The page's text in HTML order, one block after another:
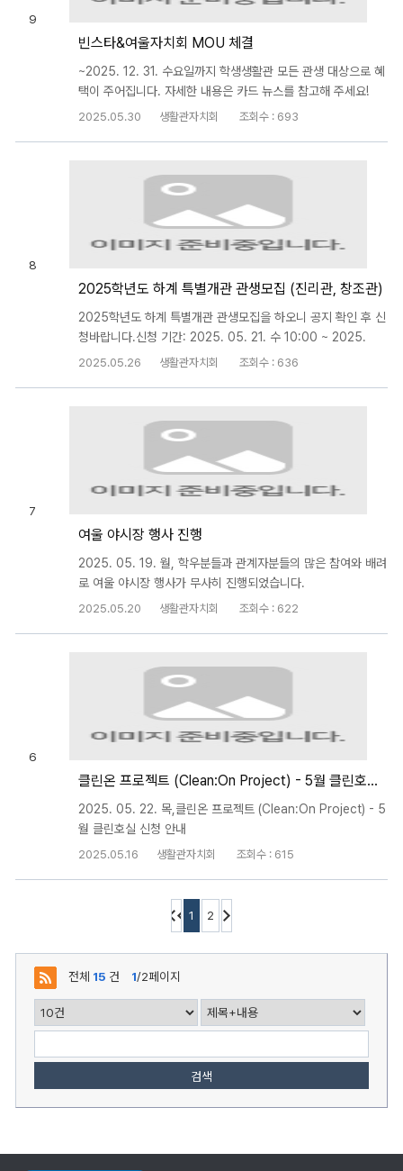
9
빈스타&여울자치회 MOU 체결
~2025. 12. 31. 수요일까지 학생생활관 모든 관생 대상으로 혜
택이 주어집니다. 자세한 내용은 카드 뉴스를 참고해 주세요!
2025.05.30 생활관자치회 조회수 : 693
8
2025학년도 하계 특별개관 관생모집 (진리관, 창조관)
2025학년도 하계 특별개관 관생모집을 하오니 공지 확인 후 신
청바랍니다.신청 기간: 2025. 05. 21. 수 10:00 ~ 2025.
06. 04. 수 18:00
2025.05.26 생활관자치회 조회수 : 636
7
여울 야시장 행사 진행
2025. 05. 19. 월, 학우분들과 관계자분들의 많은 참여와 배려
로 여울 야시장 행사가 무사히 진행되었습니다.
2025.05.20 생활관자치회 조회수 : 622
6
클린온 프로젝트 (Clean:On Project) - 5월 클린호실 신청 안내
2025. 05. 22. 목,클린온 프로젝트 (Clean:On Project) - 5
월 클린호실 신청 안내
2025.05.16 생활관자치회 조회수 : 615
1 2
전체 15 건 1/2페이지
검색